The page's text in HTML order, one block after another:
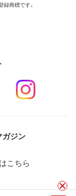
商標です。
ガジン
こちら